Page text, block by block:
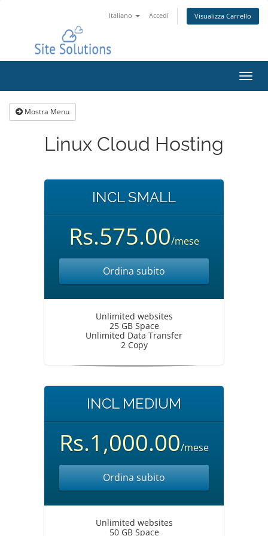
Italiano Accedi Visualizza Carrello
Attiva
Mostra Menu
Linux Cloud Hosting
INCL SMALL
Rs.575.00/mese
Ordina subito
Unlimited websites
25 GB Space
Unlimited Data Transfer
2 Copy
INCL MEDIUM
Rs.1,000.00/mese
Ordina subito
Unlimited websites
50 GB Space